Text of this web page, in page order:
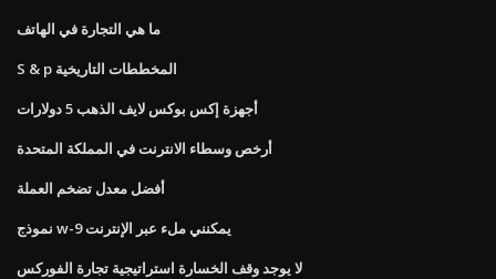
ما هي التجارة في الهاتف
S & p المخططات التاريخية
أجهزة إكس بوكس ​​لايف الذهب 5 دولارات
أرخص وسطاء الانترنت في المملكة المتحدة
أفضل معدل تضخم العملة
نموذج w-9 يمكنني ملء عبر الإنترنت
لا يوجد وقف الخسارة استراتيجية تجارة الفوركس